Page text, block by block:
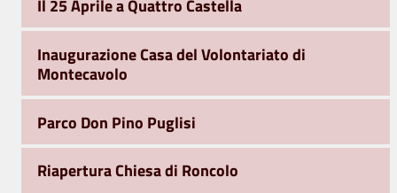
Il 25 Aprile a Quattro Castella
Inaugurazione Casa del Volontariato di
Montecavolo
Parco Don Pino Puglisi
Riapertura Chiesa di Roncolo